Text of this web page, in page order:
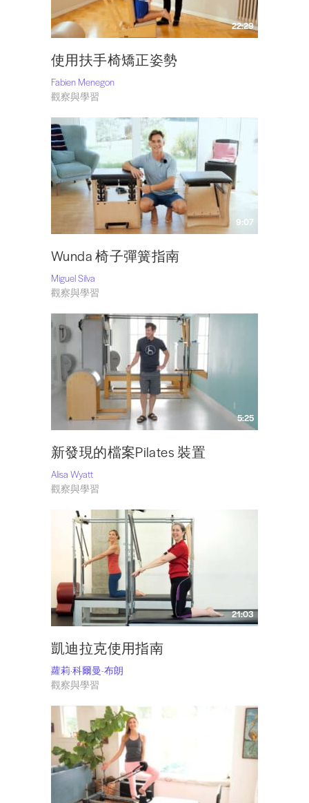
22:29
使用扶手椅矯正姿勢
Fabien Menegon
觀察與學習
9:07
Wunda 椅子彈簧指南
Miguel Silva
觀察與學習
5:25
新發現的檔案Pilates 裝置
Alisa Wyatt
觀察與學習
21:03
凱迪拉克使用指南
蘿莉·科爾曼-布朗
觀察與學習